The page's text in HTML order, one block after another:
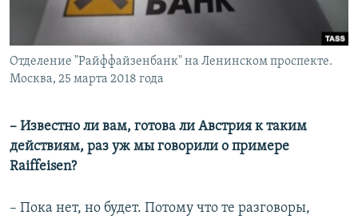
Отделение "Райффайзенбанк" на Ленинском проспекте.
Москва, 25 марта 2018 года
– Известно ли вам, готова ли Австрия к таким
действиям, раз уж мы говорили о примере
Raiffeisen?
– Пока нет, но будет. Потому что те разговоры,